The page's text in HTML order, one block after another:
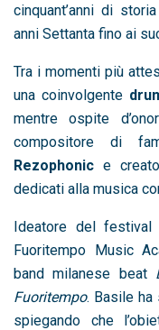
cinquant’anni di
anni Settanta fino ai
Tra i momenti più
una coinvolgente
mentre ospite
compositore di
Rezophonic e
dedicati alla musica
Ideatore del festival
Fuoritempo Music
band milanese beat
Fuoritempo. Basile ha
spiegando che